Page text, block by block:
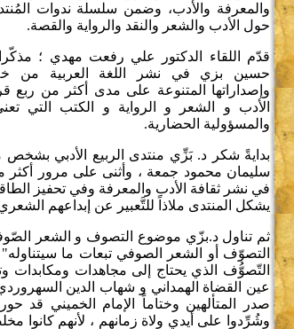
والمعرفة والأدب، وضمن سلسلة ندوات
حول الأدب والشعر والنقد والرواية والقصة.
قدّم اللقاء الدكتور علي رفعت مهدي ؛
حسين بزي في نشر اللغة العربية من
وإصداراتها المتنوعة على مدى أكثر من ربع
الأدب و الشعر و الرواية و الكتب التي
والمسؤولية الحضارية.
بدايةً شكر د. بَزِّي منتدى الربيع الأدبي بشخص
سليمان محمود جمعة ، وأثنى على مرور أكثر
في نشر ثقافة الأدب والمعرفة وفي تحفيز
يشكل المنتدى ملاذاً للتَّعبير عن إبداعهم
ثم تناول د.بزّي موضوع التصوف و الشعر
التصوّف أو الشعر الصوفي تبعات ما
التّصوُّف الذي يحتاج إلى مجاهدات ومكابدات
عين القضاة الهمداني و شهاب الدين
صدر المتألهين وختاماً الإمام الخميني قد
وشُرِّدوا على أيدي ولاة زمانهم ، لأنهم